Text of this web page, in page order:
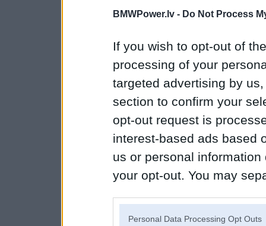
BMWPower.lv - Do Not Process
If you wish to opt-out of
processing of your
targeted advertising by
section to confirm your
opt-out request is
interest-based ads based
us or personal
your opt-out. You may
Personal Data Processing Opt Outs